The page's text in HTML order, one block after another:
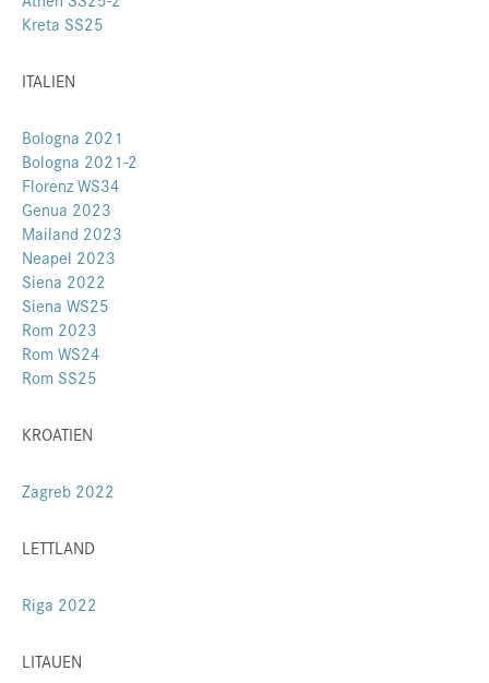
Kreta SS25
ITALIEN
Bologna 2021
Bologna 2021-2
Florenz WS34
Genua 2023
Mailand 2023
Neapel 2023
Siena 2022
Siena WS25
Rom 2023
Rom WS24
Rom SS25
KROATIEN
Zagreb 2022
LETTLAND
Riga 2022
LITAUEN